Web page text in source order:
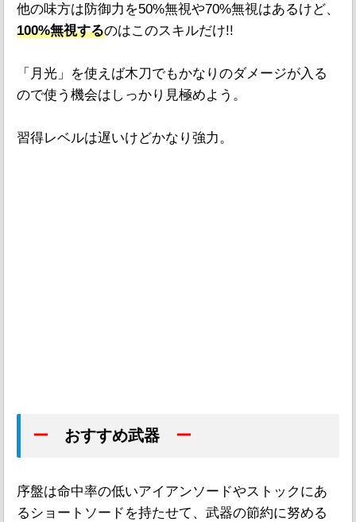
他の味方は防御力を50%無視や70%無視はあるけど、
100%無視するのはこのスキルだけ!!
「月光」を使えば木刀でもかなりのダメージが入る
ので使う機会はしっかり見極めよう。
習得レベルは遅いけどかなり強力。
ー おすすめ武器 ー
序盤は命中率の低いアイアンソードやストックにあ
るショートソードを持たせて、武器の節約に努める